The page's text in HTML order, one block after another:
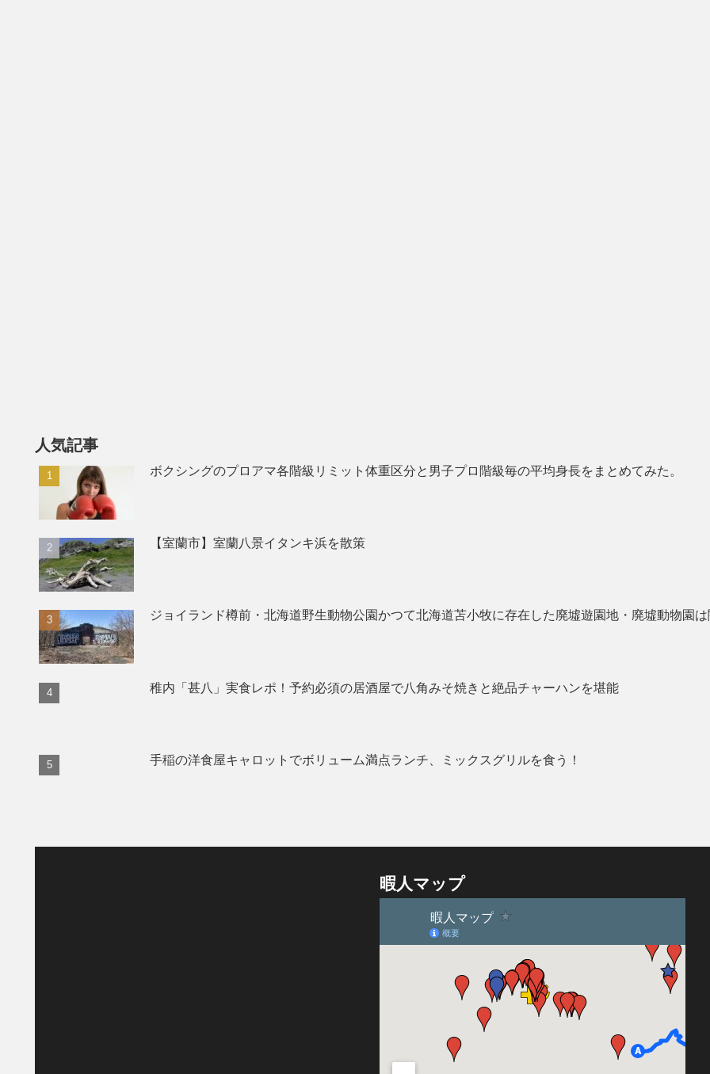
人気記事
ボクシングのプロアマ各階級リミット体重区分と男子プロ階級毎の平均身長をまとめてみた。
【室蘭市】室蘭八景イタンキ浜を散策
ジョイランド樽前・北海道野生動物公園かつて北海道苫小牧に存在した廃墟遊園地・廃墟動物園は
稚内「甚八」実食レポ！予約必須の居酒屋で八角みそ焼きと絶品チャーハンを堪能
手稲の洋食屋キャロットでボリューム満点ランチ、ミックスグリルを食う！
暇人マップ